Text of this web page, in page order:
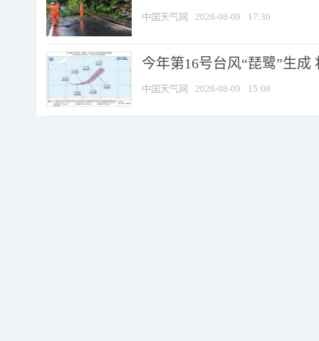
中国天气网 2026-08-09 17:30
今年第16号台风“琵鹭”生
中国天气网 2026-08-09 15:09